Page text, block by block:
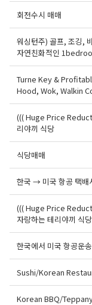
회전수시 매매
워싱턴주) 골프, 조깅,
자연친화적인
Turne Key &
Hood, Wok, Walkin
((( Huge Price
리야끼 식당
식당매매
한국 → 미국 항공 택배
((( Huge Price
자랑하는 테리야끼 식당
한국에서 미국 항공운
Sushi/Korean
Korean BBQ/